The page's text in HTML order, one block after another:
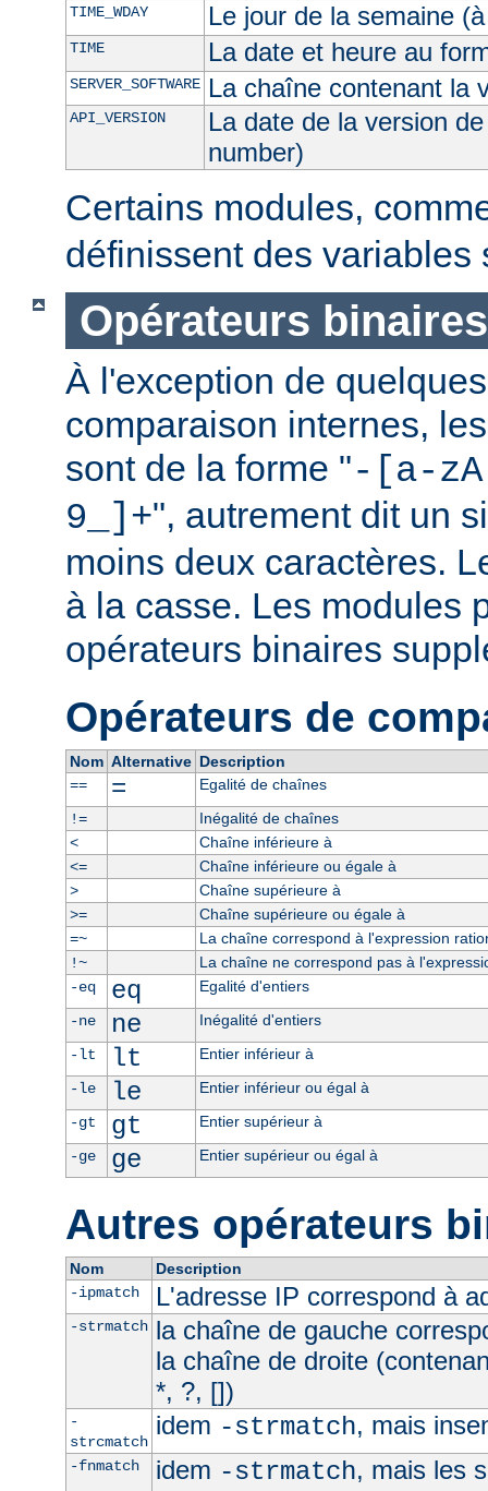
TIME_WDAY Le jour de la semaine
TIME La date et heure au
SERVER_SOFTWARE La chaîne contenant la
API_VERSION
La date de la version
number)
Certains modules,
définissent des variables
Opérateurs binaires
À l'exception de
comparaison internes,
sont de la forme "-[a-
9_]+", autrement dit un
moins deux caractères.
à la casse. Les modules
opérateurs binaires
Opérateurs de
Nom Alternative Description
==
=
Egalité de chaînes
!=
Inégalité de chaînes
<
Chaîne inférieure à
<=
Chaîne inférieure ou égale à
>
Chaîne supérieure à
>=
Chaîne supérieure ou égale à
=~
La chaîne correspond à l'expression
!~
La chaîne ne correspond pas à
-eq
eq
Egalité d'entiers
-ne
ne
Inégalité d'entiers
-lt
lt
Entier inférieur à
-le
le
Entier inférieur ou égal à
-gt
gt
Entier supérieur à
-ge
ge Entier supérieur ou égal à
Autres opérateurs
Nom
Description
-ipmatch
L'adresse IP correspond à
-strmatch la chaîne de gauche
la chaîne de droite
*, ?, [])
-
strcmatch
idem -strmatch, mais
-fnmatch idem -strmatch, mais les